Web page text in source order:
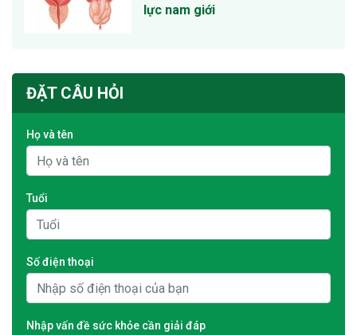
lực nam giới
ĐẶT CÂU HỎI
Họ và tên
Tuổi
Số điện thoại
Nhập vấn đề sức khỏe cần giải đáp